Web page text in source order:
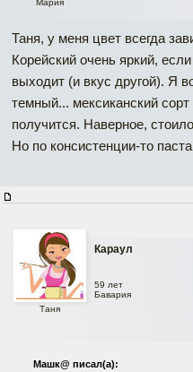
Мария
Таня, у меня цвет всегда
Корейский очень яркий,
выходит (и вкус другой). Я
темный... мексиканский
получится. Наверное,
Но по консистенции-то
Караул
Таня
59 лет
Бавария
Машк@ писал(а):